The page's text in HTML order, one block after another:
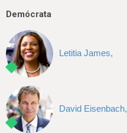
Demócrata
Letitia James,
David Eisenbach,